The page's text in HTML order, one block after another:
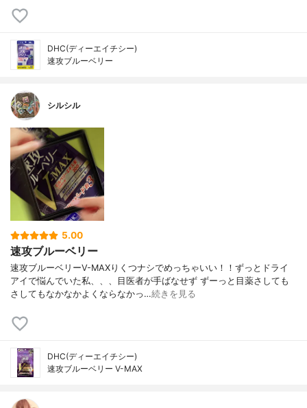
DHC(ディーエイチシー)
速攻ブルーベリー
シルシル
5.00
速攻ブルーベリー
速攻ブルーベリーV-MAXりくつナシでめっちゃいい！！ずっとドライ
アイで悩んでいた私、、、目医者が手ばなせず ずーっと目薬さしても
さしてもなかなかよくならなかっ…続きを見る
DHC(ディーエイチシー)
速攻ブルーベリー V-MAX